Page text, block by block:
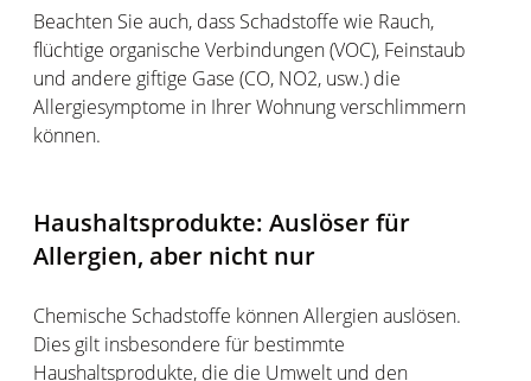
Beachten Sie auch, dass Schadstoffe wie Rauch,
flüchtige organische Verbindungen (VOC), Feinstaub
und andere giftige Gase (CO, NO2, usw.) die
Allergiesymptome in Ihrer Wohnung verschlimmern
können.
Haushaltsprodukte: Auslöser für
Allergien, aber nicht nur
Chemische Schadstoffe können Allergien auslösen.
Dies gilt insbesondere für bestimmte
Haushaltsprodukte, die die Umwelt und den